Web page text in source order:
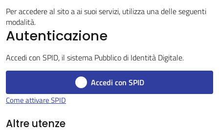
Fontanelice
on-
line
Per accedere al sito a ai suoi servizi, utilizza una delle seguenti
modalità.
Autenticazione
Accedi con SPID, il sistema Pubblico di Identità Digitale.
Accedi con SPID
Come attivare SPID
Altre utenze